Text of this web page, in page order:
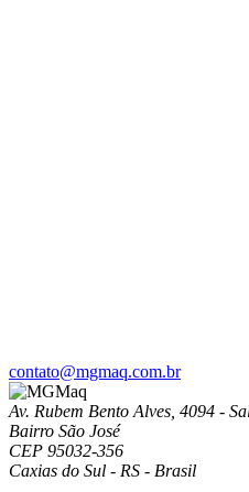
contato@mgmaq.com.br
Av. Rubem Bento Alves, 4094 -
Bairro São José
CEP 95032-356
Caxias do Sul - RS - Brasil